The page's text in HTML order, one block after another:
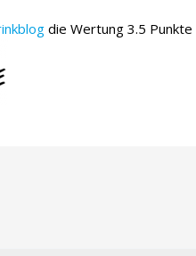
die Wertung 3.5 Punkte